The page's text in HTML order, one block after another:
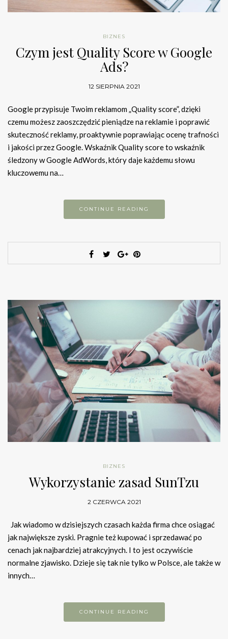
BIZNES
Czym jest Quality Score w Google
Ads?
12 SIERPNIA 2021
Google przypisuje Twoim reklamom „Quality score”, dzięki
czemu możesz zaoszczędzić pieniądze na reklamie i poprawić
skuteczność reklamy, proaktywnie poprawiając ocenę trafności
i jakości przez Google. Wskaźnik Quality score to wskaźnik
śledzony w Google AdWords, który daje każdemu słowu
kluczowemu na…
CONTINUE READING
BIZNES
Wykorzystanie zasad SunTzu
2 CZERWCA 2021
Jak wiadomo w dzisiejszych czasach każda firma chce osiągać
jak największe zyski. Pragnie też kupować i sprzedawać po
cenach jak najbardziej atrakcyjnych. I to jest oczywiście
normalne zjawisko. Dzieje się tak nie tylko w Polsce, ale także w
innych…
CONTINUE READING